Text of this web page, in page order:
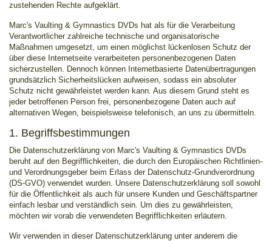
zustehenden Rechte aufgeklärt.
Marc's Vaulting & Gymnastics DVDs hat als für die Verarbeitung
Verantwortlicher zahlreiche technische und organisatorische
Maßnahmen umgesetzt, um einen möglichst lückenlosen Schutz der
über diese Internetseite verarbeiteten personenbezogenen Daten
sicherzustellen. Dennoch können Internetbasierte Datenübertragungen
grundsätzlich Sicherheitslücken aufweisen, sodass ein absoluter
Schutz nicht gewährleistet werden kann. Aus diesem Grund steht es
jeder betroffenen Person frei, personenbezogene Daten auch auf
alternativen Wegen, beispielsweise telefonisch, an uns zu übermitteln.
1. Begriffsbestimmungen
Die Datenschutzerklärung von Marc's Vaulting & Gymnastics DVDs
beruht auf den Begrifflichkeiten, die durch den Europäischen Richtlinien-
und Verordnungsgeber beim Erlass der Datenschutz-Grundverordnung
(DS-GVO) verwendet wurden. Unsere Datenschutzerklärung soll sowohl
für die Öffentlichkeit als auch für unsere Kunden und Geschäftspartner
einfach lesbar und verständlich sein. Um dies zu gewährleisten,
möchten wir vorab die verwendeten Begrifflichkeiten erläutern.
Wir verwenden in dieser Datenschutzerklärung unter anderem die